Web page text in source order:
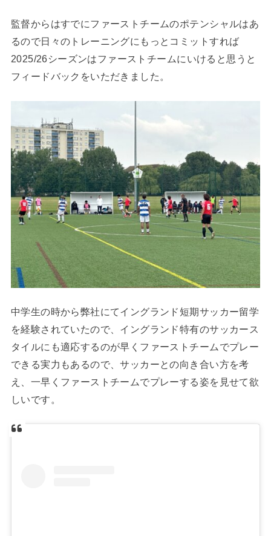
監督からはすでにファーストチームのポテンシャルはあ
るので日々のトレーニングにもっとコミットすれば
2025/26シーズンはファーストチームにいけると思うと
フィードバックをいただきました。
中学生の時から弊社にてイングランド短期サッカー留学
を経験されていたので、イングランド特有のサッカース
タイルにも適応するのが早くファーストチームでプレー
できる実力もあるので、サッカーとの向き合い方を考
え、一早くファーストチームでプレーする姿を見せて欲
しいです。